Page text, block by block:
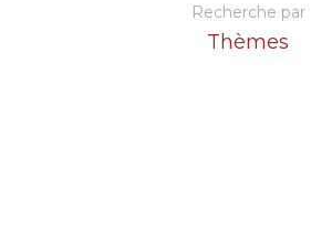
Recherche par
Thèmes